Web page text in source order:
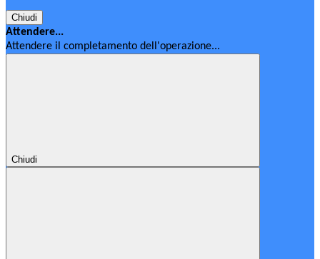
Chiudi
Attendere...
Attendere il completamento dell'operazione...
Chiudi